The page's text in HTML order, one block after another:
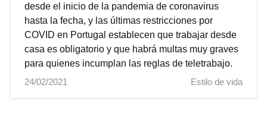
desde el inicio de la pandemia de coronavirus
hasta la fecha, y las últimas restricciones por
COVID en Portugal establecen que trabajar desde
casa es obligatorio y que habrá multas muy graves
para quienes incumplan las reglas de teletrabajo.
24/02/2021
Estilo de vida